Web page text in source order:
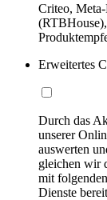
Criteo,
Erweitertes
Durch das
unserer
auswerten
gleichen wir
mit
Dienste